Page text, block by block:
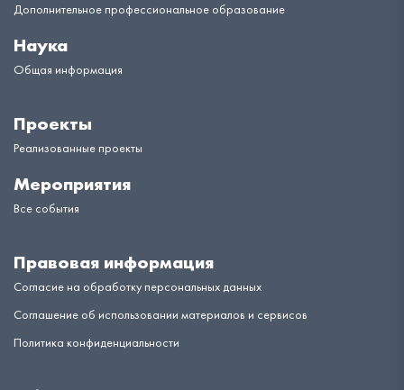
Дополнительное профессиональное образование
Наука
Общая информация
Проекты
Реализованные проекты
Мероприятия
Все события
Правовая информация
Согласие на обработку персональных данных
Соглашение об использовании материалов и сервисов
Политика конфиденциальности